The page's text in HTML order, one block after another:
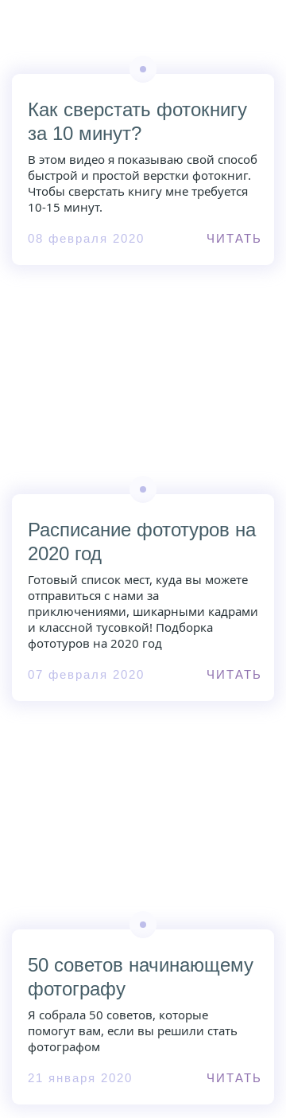
Как сверстать фотокнигу
за 10 минут?
В этом видео я показываю свой способ
быстрой и простой верстки фотокниг.
Чтобы сверстать книгу мне требуется
10-15 минут.
08 февраля 2020 ЧИТАТЬ
Расписание фототуров на
2020 год
Готовый список мест, куда вы можете
отправиться с нами за
приключениями, шикарными кадрами
и классной тусовкой! Подборка
фототуров на 2020 год
07 февраля 2020 ЧИТАТЬ
50 советов начинающему
фотографу
Я собрала 50 советов, которые
помогут вам, если вы решили стать
фотографом
21 января 2020 ЧИТАТЬ